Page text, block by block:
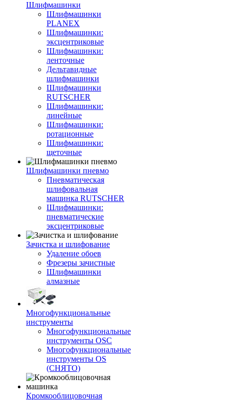
Шлифмашинки
Шлифмашинки
PLANEX
Шлифмашинки:
эксцентриковые
Шлифмашинки:
ленточные
Дельтавидные
шлифмашинки
Шлифмашинки
RUTSCHER
Шлифмашинки:
линейные
Шлифмашинки:
ротационные
Шлифмашинки:
щеточные
Шлифмашинки пневмо
Пневматическая
шлифовальная
машинка RUTSCHER
Шлифмашинки:
пневматические
эксцентриковые
Зачистка и шлифование
Удаление обоев
Фрезеры зачистные
Шлифмашинки
алмазные
Многофункциональные
инструменты
Многофункциональные
инструменты OSC
Многофункциональные
инструменты OS
(СНЯТО)
Кромкооблицовочная